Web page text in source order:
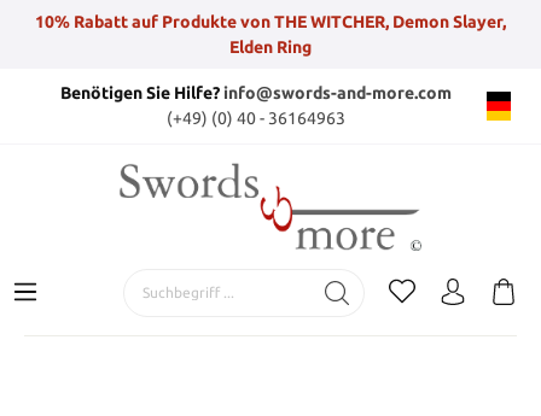
10% Rabatt auf Produkte von THE WITCHER, Demon Slayer,
Elden Ring
Benötigen Sie Hilfe?info@swords-and-more.com
(+49) (0) 40 - 36164963